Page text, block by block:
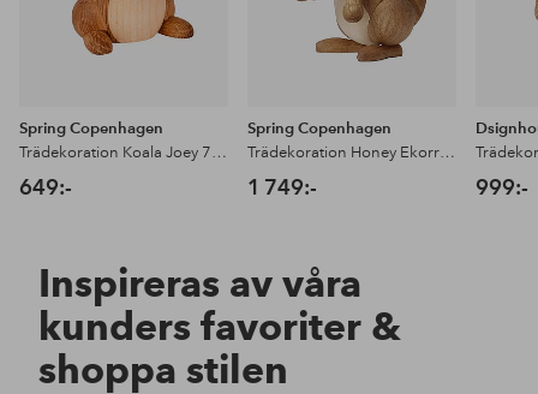
Spring Copenhagen
Trädekoration Koala Joey 7,5 cm
649:-
Spring Copenhagen
Trädekoration Honey Ekorre 19 cm
1 749:- 999:-
Inspireras av våra
kunders favoriter &
shoppa stilen